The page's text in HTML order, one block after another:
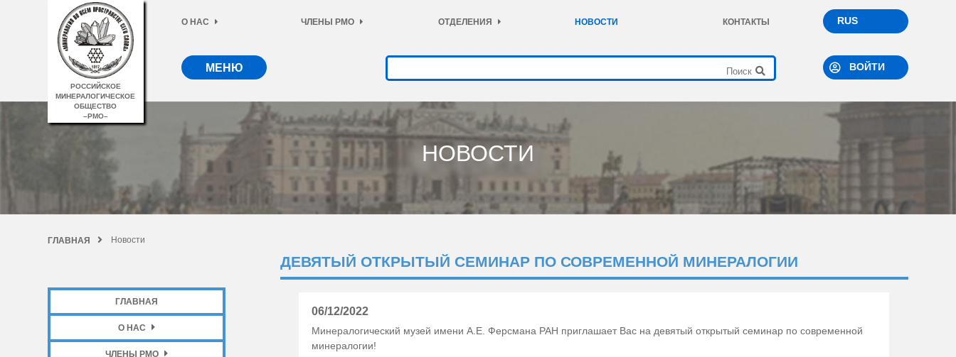
РОССИЙСКОЕ
МИНЕРАЛОГИЧЕСКОЕ
ОБЩЕСТВО
–РМО–
О НАС ЧЛЕНЫ РМО ОТДЕЛЕНИЯ НОВОСТИ КОНТАКТЫ RUS
МЕНЮ ВОЙТИ
НОВОСТИ
ГЛАВНАЯ Новости
ГЛАВНАЯ
О НАС
ЧЛЕНЫ РМО
ДЕВЯТЫЙ ОТКРЫТЫЙ СЕМИНАР ПО СОВРЕМЕННОЙ МИНЕРАЛОГИИ
06/12/2022
Минералогический музей имени А.Е. Ферсмана РАН приглашает Вас на девятый открытый семинар по современной
минералогии!